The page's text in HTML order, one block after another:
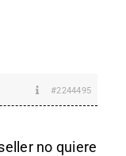
#2244495
no quiere